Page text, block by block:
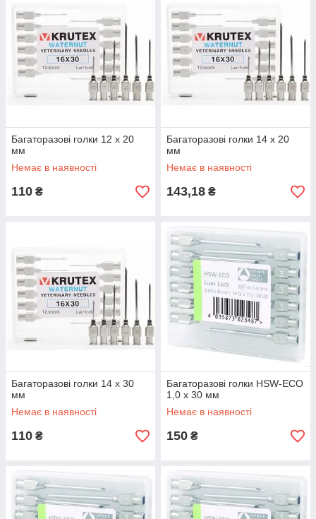
Багаторазові голки 12 х 20
мм
Немає в наявності
110 ₴
Багаторазові голки 14 х 20
мм
Немає в наявності
143,18 ₴
Багаторазові голки 14 х 30
мм
Немає в наявності
110 ₴
Багаторазові голки HSW-ECO
1,0 х 30 мм
Немає в наявності
150 ₴